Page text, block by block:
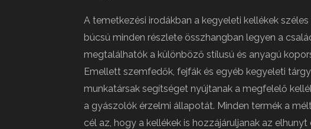
A temetkezési irodákban a kegyeleti kellékek
búcsú minden részlete összhangban legyen a
megtalálhatók a különböző stílusú és anyagú
Emellett szemfedők, fejfák és egyéb kegyeleti
munkatársak segítséget nyújtanak a megfelelő
a gyászolók érzelmi állapotát. Minden termék a
cél az, hogy a kellékek is hozzájáruljanak az